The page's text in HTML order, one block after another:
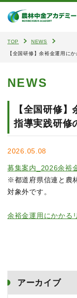
TOP NEWS
【全国研修】余裕金運用に
NEWS
【全国研修
指導実践研修
2026.05.08
募集案内_2026余裕
※都道府県信連と農
対象外です。
余裕金運用にかかる
アーカイブ